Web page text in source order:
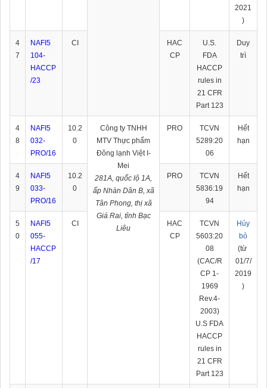
2021
)
4
7
NAFI5
104-
HACCP
/23
CI
HAC
CP
U.S.
FDA
HACCP
rules in
21 CFR
Part 123
Duy
trì
4
8
NAFI5
032-
PRO/16
10.2
0
Công ty TNHH
MTV Thực phẩm
Đông lạnh Việt I-
Mei
281A, quốc lộ 1A,
ấp Nhàn Dân B, xã
Tân Phong, thị xã
Giá Rai, tỉnh Bạc
Liêu
PRO
TCVN
5289:20
06
Hết
hạn
4
9
NAFI5
033-
PRO/16
10.2
0
PRO
TCVN
5836:19
94
Hết
hạn
5
0
NAFI5
055-
HACCP
/17
CI
HAC
CP
TCVN
5603:20
08
(CAC/R
CP 1-
1969
Rev.4-
2003)
U.S FDA
HACCP
rules in
21 CFR
Part 123
Hủy
bỏ
(từ
01/7/
2019
)